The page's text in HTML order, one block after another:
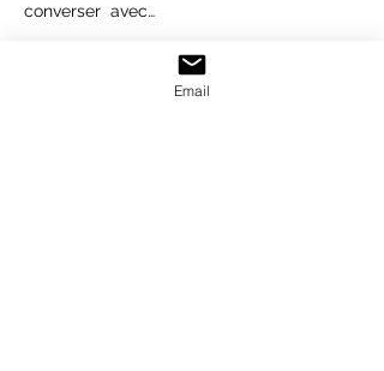
converser  avec…
Email